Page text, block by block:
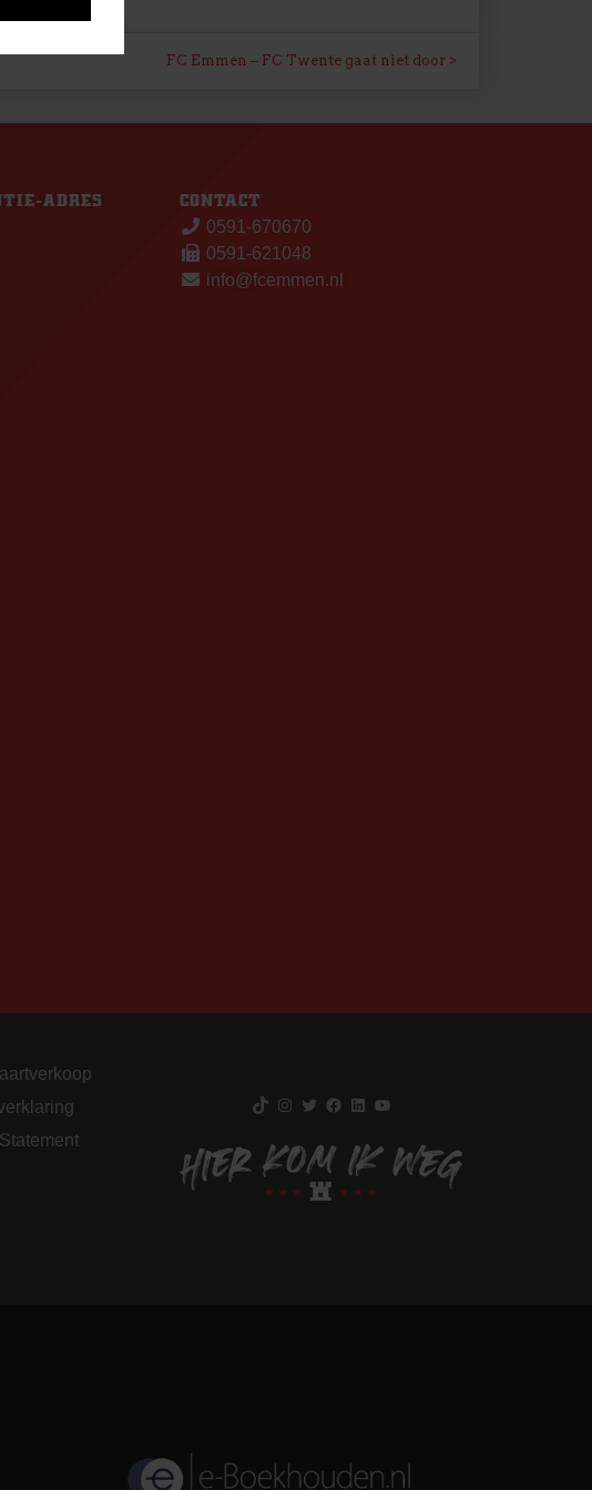
FC Emmen – FC Twente gaat niet door
ADRES CONTACT
0591-670670
0591-621048
info@fcemmen.nl